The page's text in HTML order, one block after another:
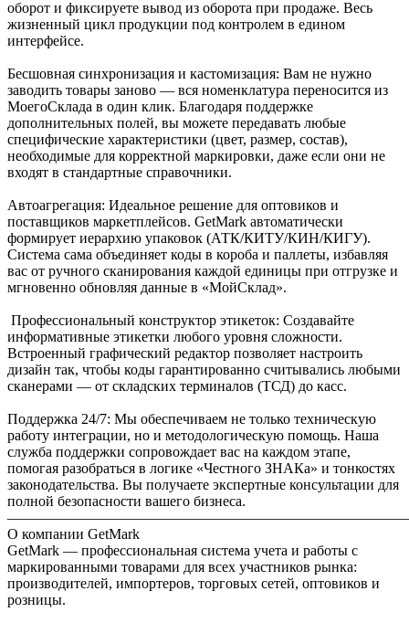
оборот и фиксируете вывод из оборота при продаже. Весь
жизненный цикл продукции под контролем в едином
интерфейсе.
Бесшовная синхронизация и кастомизация: Вам не нужно
заводить товары заново — вся номенклатура переносится из
МоегоСклада в один клик. Благодаря поддержке
дополнительных полей, вы можете передавать любые
специфические характеристики (цвет, размер, состав),
необходимые для корректной маркировки, даже если они не
входят в стандартные справочники.
Автоагрегация: Идеальное решение для оптовиков и
поставщиков маркетплейсов. GetMark автоматически
формирует иерархию упаковок (АТК/КИТУ/КИН/КИГУ).
Система сама объединяет коды в короба и паллеты, избавляя
вас от ручного сканирования каждой единицы при отгрузке и
мгновенно обновляя данные в «МойСклад».
️ Профессиональный конструктор этикеток: Создавайте
информативные этикетки любого уровня сложности.
Встроенный графический редактор позволяет настроить
дизайн так, чтобы коды гарантированно считывались любыми
сканерами — от складских терминалов (ТСД) до касс.
Поддержка 24/7: Мы обеспечиваем не только техническую
работу интеграции, но и методологическую помощь. Наша
служба поддержки сопровождает вас на каждом этапе,
помогая разобраться в логике «Честного ЗНАКа» и тонкостях
законодательства. Вы получаете экспертные консультации для
полной безопасности вашего бизнеса.
О компании GetMark
GetMark — профессиональная система учета и работы с
маркированными товарами для всех участников рынка:
производителей, импортеров, торговых сетей, оптовиков и
розницы.